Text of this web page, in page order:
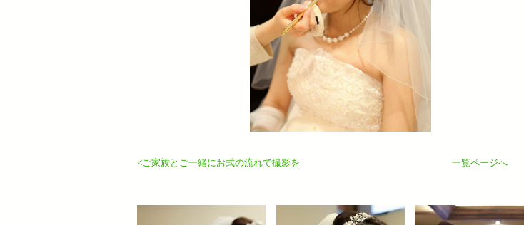
<ご家族とご一緒にお式の流れで撮影を 一覧ページへ